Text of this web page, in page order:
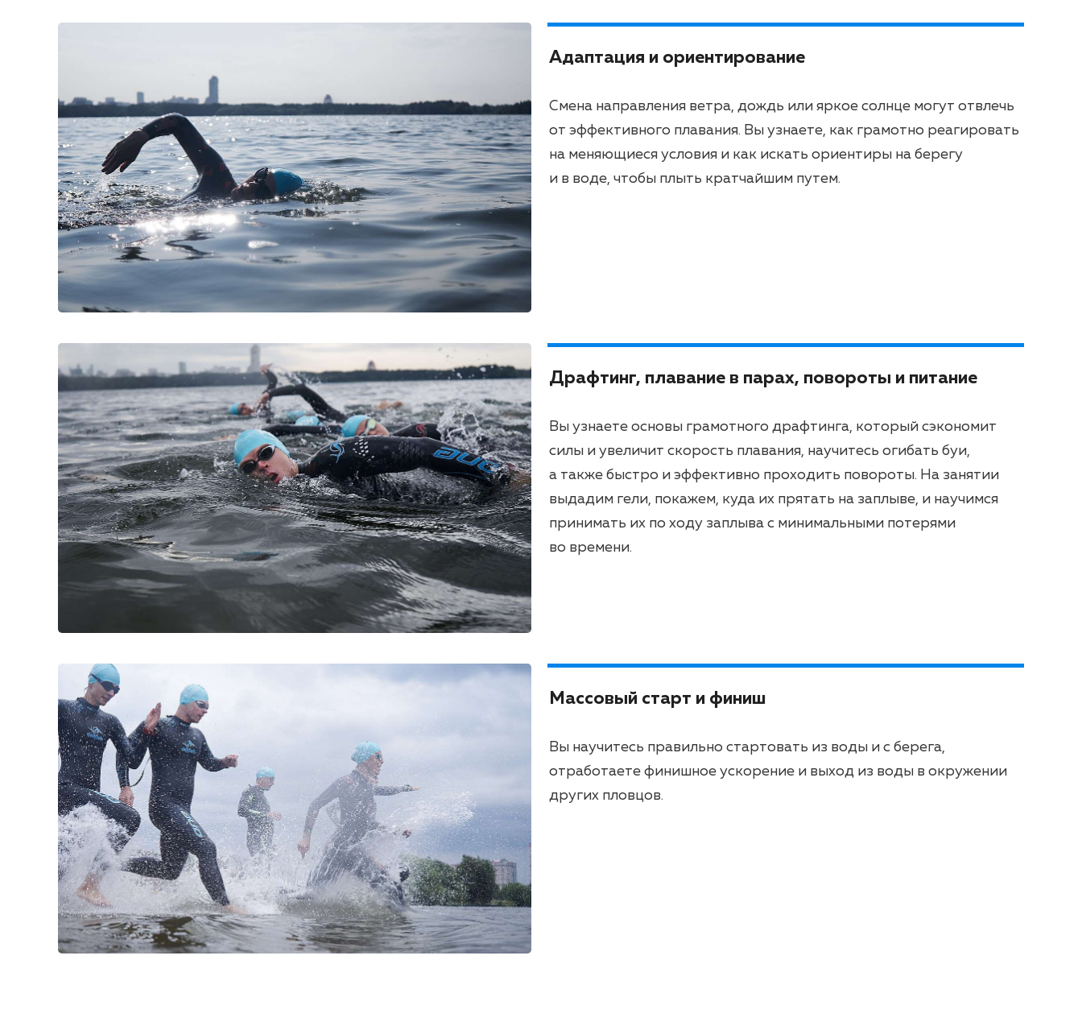
Адаптация и ориентирование
Смена направления ветра, дождь или яркое солнце могут отвлечь
от эффективного плавания. Вы узнаете, как грамотно реагировать
на меняющиеся условия и как искать ориентиры на берегу
и в воде, чтобы плыть кратчайшим путем.
Драфтинг, плавание в парах, повороты и питание
Вы узнаете основы грамотного драфтинга, который сэкономит
силы и увеличит скорость плавания, научитесь огибать буи,
а также быстро и эффективно проходить повороты. На занятии
выдадим гели, покажем, куда их прятать на заплыве, и научимся
принимать их по ходу заплыва с минимальными потерями
во времени.
Массовый старт и финиш
Вы научитесь правильно стартовать из воды и с берега,
отработаете финишное ускорение и выход из воды в окружении
других пловцов.